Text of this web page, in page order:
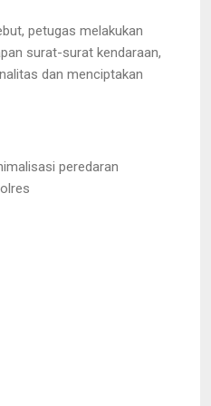
petugas melakukan
surat-surat kendaraan,
dan menciptakan
peredaran